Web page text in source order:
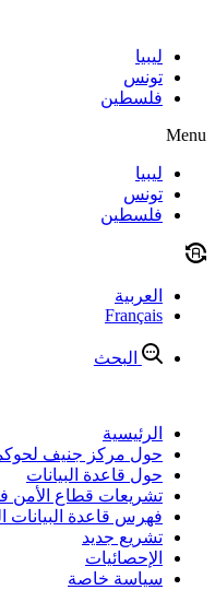
contentليبيا
تونس
فلسطين
Menu
ليبيا
تونس
فلسطين
العربية
Français
البحث
الرئيسية
حول مركز جنيف
حول قاعدة البيانات
تشريعات قطاع الأمن في
فهرس قاعدة البيانات
تشريع جديد
الإحصائيات
سياسة خاصة